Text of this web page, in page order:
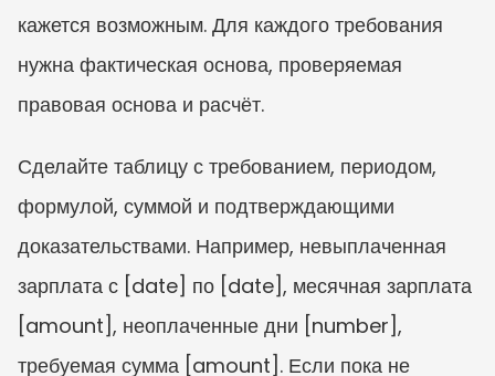
кажется возможным. Для каждого требования
нужна фактическая основа, проверяемая
правовая основа и расчёт.
Сделайте таблицу с требованием, периодом,
формулой, суммой и подтверждающими
доказательствами. Например, невыплаченная
зарплата с [date] по [date], месячная зарплата
[amount], неоплаченные дни [number],
требуемая сумма [amount]. Если пока не